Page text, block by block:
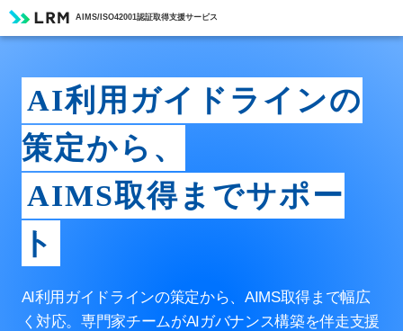
AIMS/ISO42001認証取得支援サービス
AI利用ガイドラインの
策定から、
AIMS取得までサポー
ト
AI利用ガイドラインの策定から、AIMS取得まで幅広
く対応。専門家チームがAIガバナンス構築を伴走支援